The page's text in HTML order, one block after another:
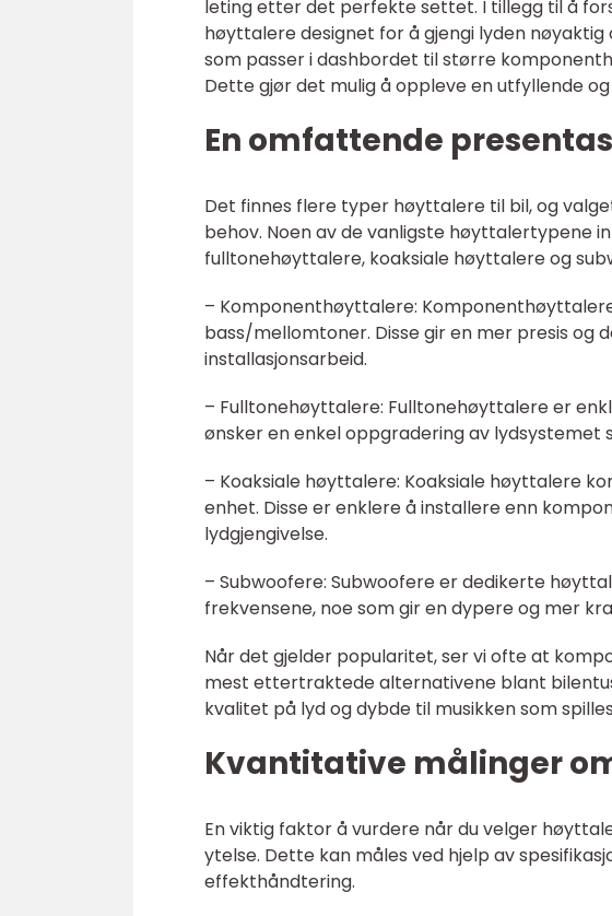
leting etter det perfekte settet. I tillegg til å
høyttalere designet for å gjengi lyden
som passer i dashbordet til større
Dette gjør det mulig å oppleve en utfyllende
En omfattende
Det finnes flere typer høyttalere til bil, og
behov. Noen av de vanligste høyttalertypene
fulltonehøyttalere, koaksiale høyttalere og
– Komponenthøyttalere:
bass/mellomtoner. Disse gir en mer presis og
installasjonsarbeid.
– Fulltonehøyttalere: Fulltonehøyttalere er
ønsker en enkel oppgradering av lydsystemet
– Koaksiale høyttalere: Koaksiale høyttalere
enhet. Disse er enklere å installere enn
lydgjengivelse.
– Subwoofere: Subwoofere er dedikerte
frekvensene, noe som gir en dypere og mer
Når det gjelder popularitet, ser vi ofte at
mest ettertraktede alternativene blant
kvalitet på lyd og dybde til musikken som
Kvantitative målinger
En viktig faktor å vurdere når du velger
ytelse. Dette kan måles ved hjelp av
effekthåndtering.